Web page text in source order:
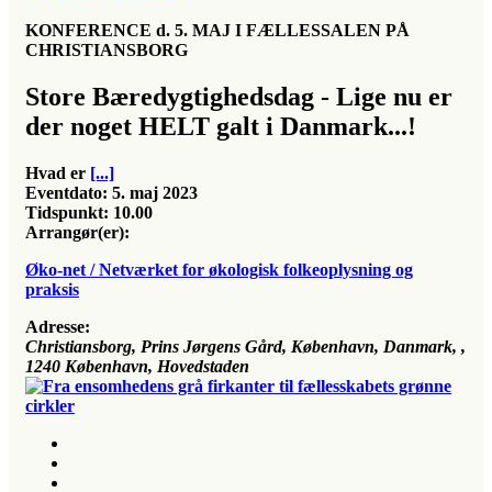
KONFERENCE d. 5. MAJ I FÆLLESSALEN PÅ
CHRISTIANSBORG
Store Bæredygtighedsdag - Lige nu er
der noget HELT galt i Danmark...!
Hvad er [...]
Eventdato: 5. maj 2023
Tidspunkt: 10.00
Arrangør(er):
Øko-net / Netværket for økologisk folkeoplysning og
praksis
Adresse:
Christiansborg, Prins Jørgens Gård, København, Danmark, ,
1240 København, Hovedstaden